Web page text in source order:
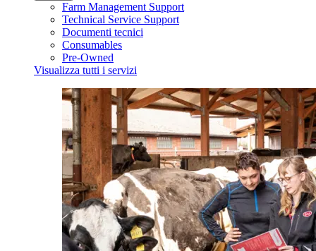
Farm Management Support
Technical Service Support
Documenti tecnici
Consumables
Pre-Owned
Visualizza tutti i servizi